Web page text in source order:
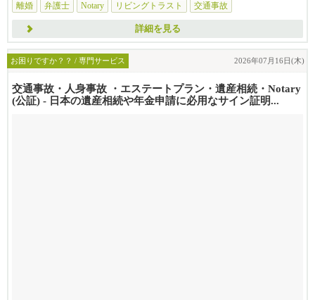
離婚
弁護士 Notary リビングトラスト 交通事故
詳細を見る
お困りですか？？ / 専門サービス 2026年07月16日(木)
交通事故・人身事故 ・エステートプラン・遺産相続・Notary
(公証) - 日本の遺産相続や年金申請に必用なサイン証明...